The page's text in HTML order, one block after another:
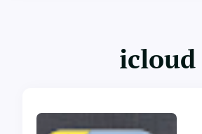
icloud